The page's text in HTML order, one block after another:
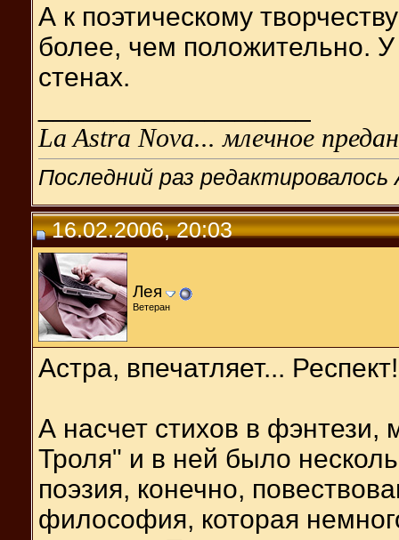
А к поэтическому
более, чем положительно.
стенах.
La Astra Nova... млечное
Последний раз
16.02.2006, 20:03
Лея
Ветеран
Астра, впечатляет... Респект!
А насчет стихов в фэнтези,
Троля" и в ней было
поэзия, конечно,
философия, которая